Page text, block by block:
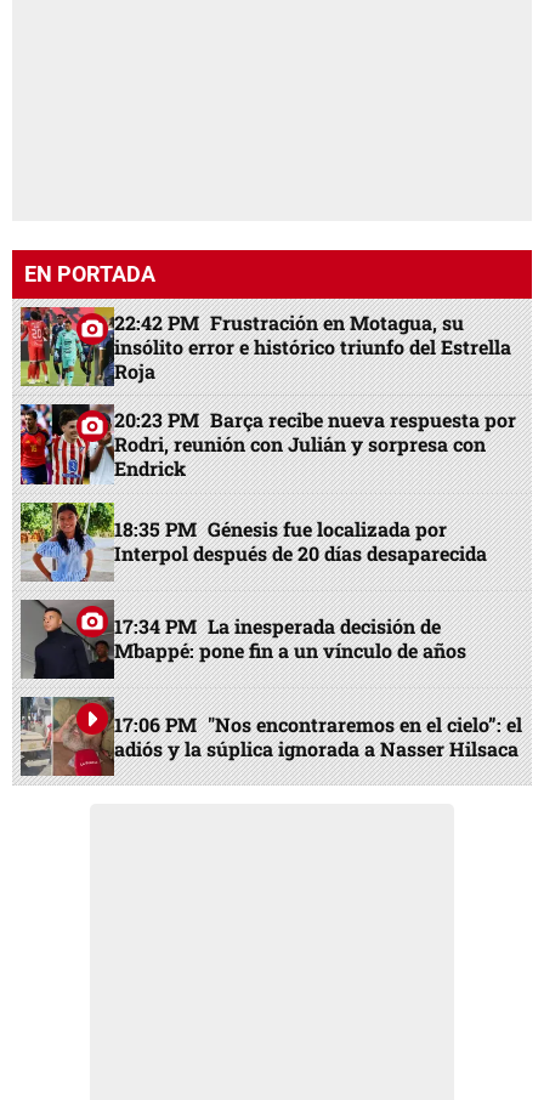
EN PORTADA
22:42 PM Frustración en Motagua, su
insólito error e histórico triunfo del Estrella
Roja
20:23 PM Barça recibe nueva respuesta por
Rodri, reunión con Julián y sorpresa con
Endrick
18:35 PM Génesis fue localizada por
Interpol después de 20 días desaparecida
17:34 PM La inesperada decisión de
Mbappé: pone fin a un vínculo de años
17:06 PM "Nos encontraremos en el cielo”: el
adiós y la súplica ignorada a Nasser Hilsaca